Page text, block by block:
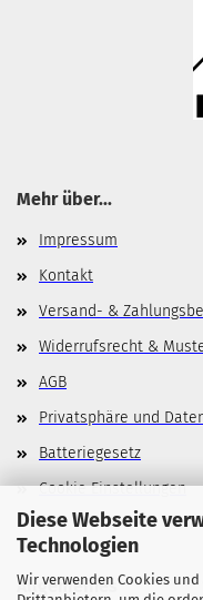
Diese Webseite
Technologien
Wir verwenden Cookies
Mehr über...
Impressum
Kontakt
Versand- &
Widerrufsrecht &
AGB
Privatsphäre und
Batteriegesetz
Cookie Einstellungen
Allgemeines